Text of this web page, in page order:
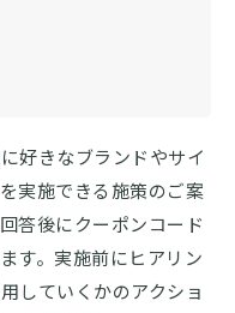
好きなブランドやサイ
実施できる施策のご案
答後にクーポンコード
す。実施前にヒアリン
していくかのアクショ